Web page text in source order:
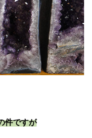
件ですが